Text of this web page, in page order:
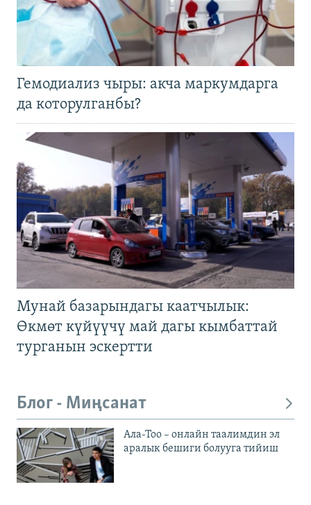
Гемодиализ чыры: акча маркумдарга
да которулганбы?
Мунай базарындагы каатчылык:
Өкмөт күйүүчү май дагы кымбаттай
турганын эскертти
Блог - Миңсанат
Ала-Тоо – онлайн таалимдин эл
аралык бешиги болууга тийиш